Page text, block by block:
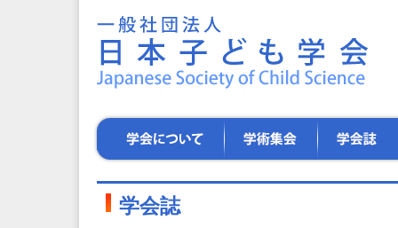
一
般
社
団
法
日
子
学
に
集
誌
学会誌